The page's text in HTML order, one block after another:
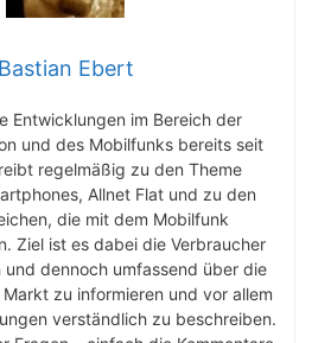
Bastian Ebert
Entwicklungen im Bereich der
und des Mobilfunks bereits seit
regelmäßig zu den Theme
Allnet Flat und zu den
die mit dem Mobilfunk
Ziel ist es dabei die Verbraucher
dennoch umfassend über die
zu informieren und vor allem
verständlich zu beschreiben.